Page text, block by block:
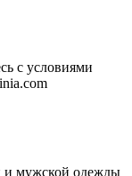
с условиями
и мужской одежды